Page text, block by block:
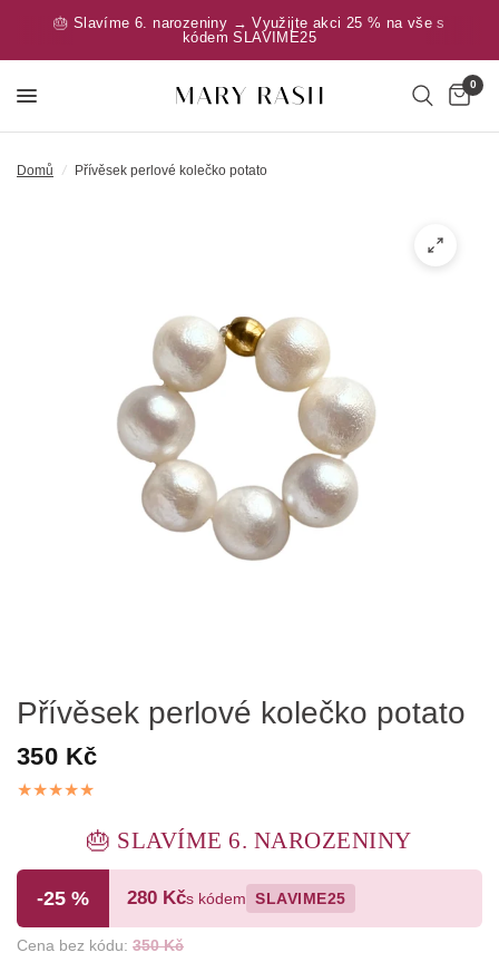
🎂 Slavíme 6. narozeniny → Využijte akci 25 % na vše s
kódem SLAVIME25
0
Domů / Přívěsek perlové kolečko potato
Přívěsek perlové kolečko potato
350 Kč
🎂 SLAVÍME 6. NAROZENINY
-25 % 280 Kčs kódem SLAVIME25
Cena bez kódu:350 Kč